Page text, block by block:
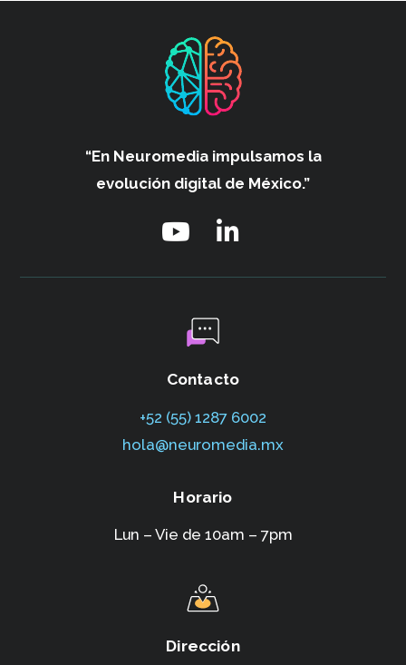
“En Neuromedia impulsamos la
evolución digital de México.”
Contacto
+52 (55) 1287 6002‬
hola@neuromedia.mx
Horario
Lun – Vie de 10am – 7pm
Dirección